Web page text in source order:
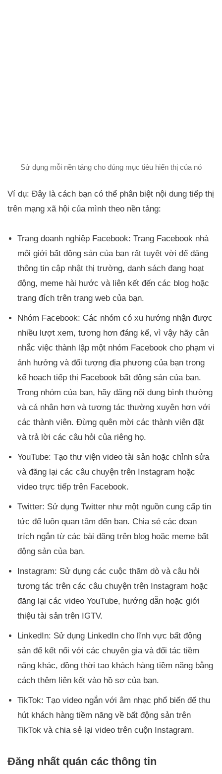
Sử dụng mỗi nền tảng cho đúng mục tiêu hiển thị của nó
Ví dụ: Đây là cách bạn có thể phân biệt nội dung tiếp thị
trên mạng xã hội của mình theo nền tảng:
Trang doanh nghiệp Facebook: Trang Facebook nhà
môi giới bất động sản của bạn rất tuyệt vời để đăng
thông tin cập nhật thị trường, danh sách đang hoạt
động, meme hài hước và liên kết đến các blog hoặc
trang đích trên trang web của bạn.
Nhóm Facebook: Các nhóm có xu hướng nhận được
nhiều lượt xem, tương hơn đáng kể, vì vậy hãy cân
nhắc việc thành lập một nhóm Facebook cho phạm vi
ảnh hưởng và đối tượng địa phương của bạn trong
kế hoạch tiếp thị Facebook bất động sản của bạn.
Trong nhóm của bạn, hãy đăng nội dung bình thường
và cá nhân hơn và tương tác thường xuyên hơn với
các thành viên. Đừng quên mời các thành viên đặt
và trả lời các câu hỏi của riêng họ.
YouTube: Tạo thư viện video tài sản hoặc chỉnh sửa
và đăng lại các câu chuyện trên Instagram hoặc
video trực tiếp trên Facebook.
Twitter: Sử dụng Twitter như một nguồn cung cấp tin
tức để luôn quan tâm đến bạn. Chia sẻ các đoạn
trích ngắn từ các bài đăng trên blog hoặc meme bất
động sản của bạn.
Instagram: Sử dụng các cuộc thăm dò và câu hỏi
tương tác trên các câu chuyện trên Instagram hoặc
đăng lại các video YouTube, hướng dẫn hoặc giới
thiệu tài sản trên IGTV.
LinkedIn: Sử dụng LinkedIn cho lĩnh vực bất động
sản để kết nối với các chuyên gia và đối tác tiềm
năng khác, đồng thời tạo khách hàng tiềm năng bằng
cách thêm liên kết vào hồ sơ của bạn.
TikTok: Tạo video ngắn với âm nhạc phổ biến để thu
hút khách hàng tiềm năng về bất động sản trên
TikTok và chia sẻ lại video trên cuộn Instagram.
Đăng nhất quán các thông tin